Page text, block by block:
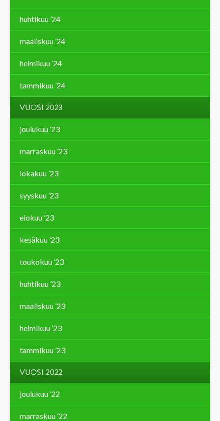
huhtikuu ’24
maaliskuu ’24
helmikuu ’24
tammikuu ’24
VUOSI 2023
joulukuu ’23
marraskuu ’23
lokakuu ’23
syyskuu ’23
elokuu ’23
kesäkuu ’23
toukokuu ’23
huhtikuu ’23
maaliskuu ’23
helmikuu ’23
tammikuu ’23
VUOSI 2022
joulukuu ’22
marraskuu ’22